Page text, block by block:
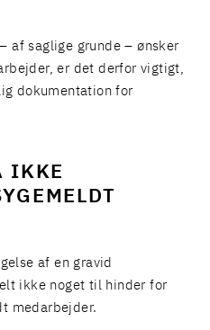
af saglige grunde – ønsker
er det derfor vigtigt,
dokumentation for
IKKE
af en gravid
ikke noget til hinder for
medarbejder.